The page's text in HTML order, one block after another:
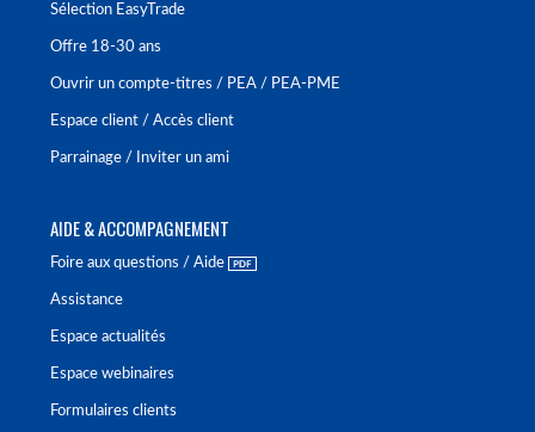
Sélection EasyTrade
Offre 18-30 ans
Ouvrir un compte-titres / PEA / PEA-PME
Espace client / Accès client
Parrainage / Inviter un ami
AIDE & ACCOMPAGNEMENT
Foire aux questions / Aide
Assistance
Espace actualités
Espace webinaires
Formulaires clients